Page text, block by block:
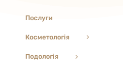
Послуги
Косметологія
Подологія